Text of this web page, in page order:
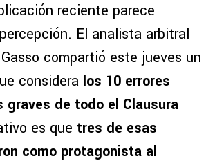
reciente parece
El analista arbitral
compartió este jueves un
considera los 10 errores
graves de todo el Clausura
es que tres de esas
como protagonista al